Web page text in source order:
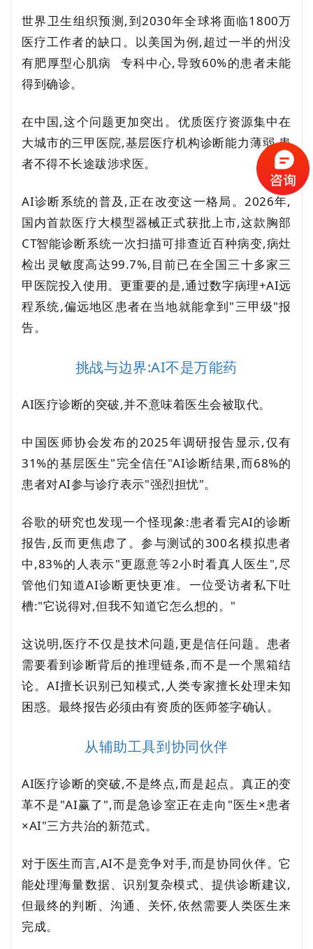
世界卫生组织预测,到2030年全球将面临1800万
医疗工作者的缺口。以美国为例,超过一半的州没
有肥厚型心肌病
专科中心,导致60%的患者未能
得到确诊。
在中国,这个问题更加突出。优质医疗资源集中在
大城市的三甲医院,基层医疗机构诊断能力薄弱,患
者不得不长途跋涉求医。
AI诊断系统的普及,正在改变这一格局。2026年,
国内首款医疗大模型器械正式获批上市,这款胸部
CT智能诊断系统一次扫描可排查近百种病变,病灶
检出灵敏度高达99.7%,目前已在全国三十多家三
甲医院投入使用。更重要的是,通过数字病理+AI远
程系统,偏远地区患者在当地就能拿到"三甲级"报
告。
挑战与边界:AI不是万能药
AI医疗诊断的突破,并不意味着医生会被取代。
中国医师协会发布的2025年调研报告显示,仅有
31%的基层医生"完全信任"AI诊断结果,而68%的
患者对AI参与诊疗表示"强烈担忧"。
谷歌的研究也发现一个怪现象:患者看完AI的诊断
报告,反而更焦虑了。参与测试的300名模拟患者
中,83%的人表示"更愿意等2小时看真人医生",尽
管他们知道AI诊断更快更准。一位受访者私下吐
槽:"它说得对,但我不知道它怎么想的。"
这说明,医疗不仅是技术问题,更是信任问题。患者
需要看到诊断背后的推理链条,而不是一个黑箱结
论。AI擅长识别已知模式,人类专家擅长处理未知
困惑。最终报告必须由有资质的医师签字确认。
从辅助工具到协同伙伴
AI医疗诊断的突破,不是终点,而是起点。真正的变
革不是"AI赢了",而是急诊室正在走向"医生×患者
×AI"三方共治的新范式。
对于医生而言,AI不是竞争对手,而是协同伙伴。它
能处理海量数据、识别复杂模式、提供诊断建议,
但最终的判断、沟通、关怀,依然需要人类医生来
完成。